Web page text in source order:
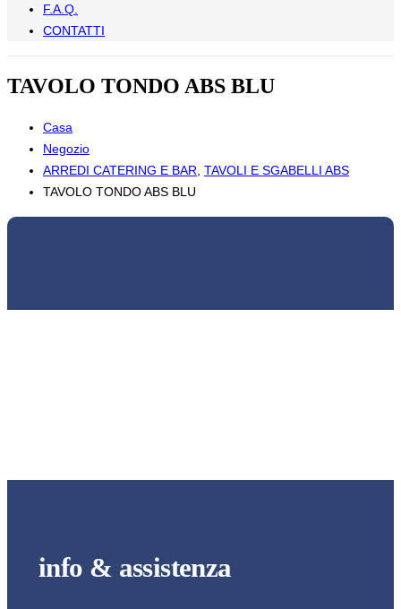
F.A.Q.
CONTATTI
TAVOLO TONDO ABS BLU
Casa
Negozio
ARREDI CATERING E BAR TAVOLI E SGABELLI ABS
TAVOLO TONDO ABS BLU
info & assistenza